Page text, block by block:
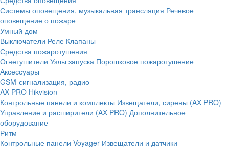
Системы оповещения, музыкальная трансляция Речевое
оповещение о пожаре
Умный дом
Выключатели Реле Клапаны
Средства пожаротушения
Огнетушители Узлы запуска Порошковое пожаротушение
Аксессуары
GSM-сигнализация, радио
AX PRO Hikvision
Контрольные панели и комплекты Извещатели, сирены (AX PRO)
Управление и расширители (AX PRO) Дополнительное
оборудование
Ритм
Контрольные панели Voyager Извещатели и датчики